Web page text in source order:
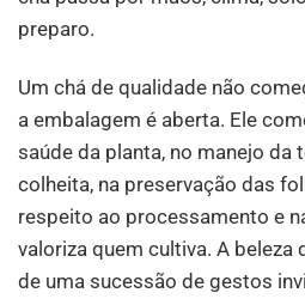
preparo.
Um chá de qualidade não
a embalagem é aberta. Ele
saúde da planta, no manejo da
colheita, na preservação das
respeito ao processamento e
valoriza quem cultiva. A beleza
de uma sucessão de gestos